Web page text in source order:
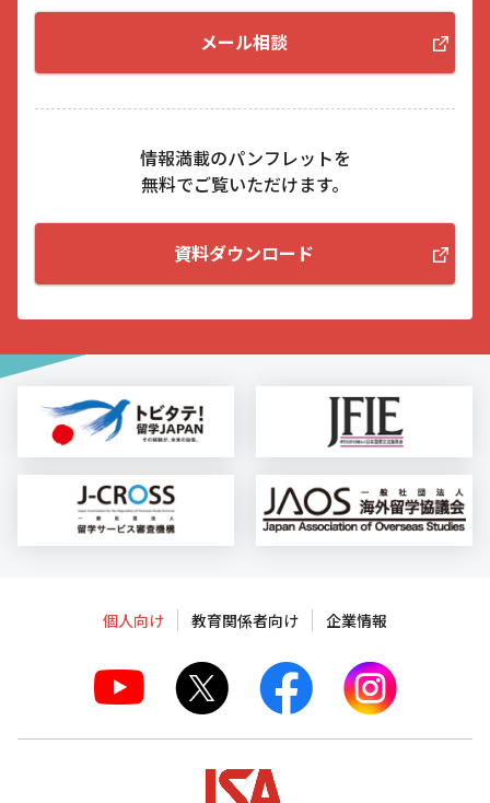
メール相談
情報満載のパンフレットを
無料でご覧いただけます。
資料ダウンロード
個人向け 教育関係者向け 企業情報